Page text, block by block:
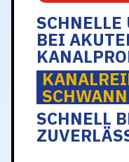
SCHNELLE
BEI
SCHNELL